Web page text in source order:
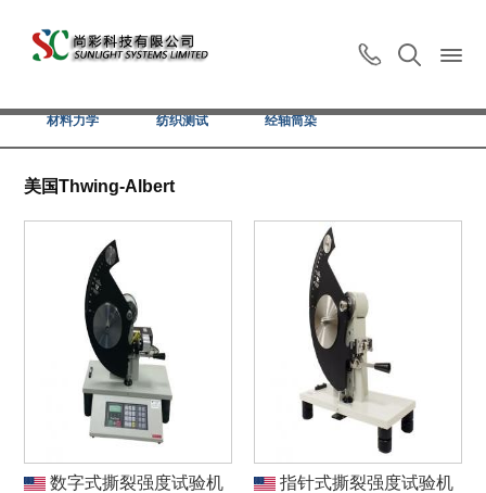
材料力学
纺织测试 经轴筒染
美国Thwing-Albert
数字式撕裂强度试验机 指针式撕裂强度试验机